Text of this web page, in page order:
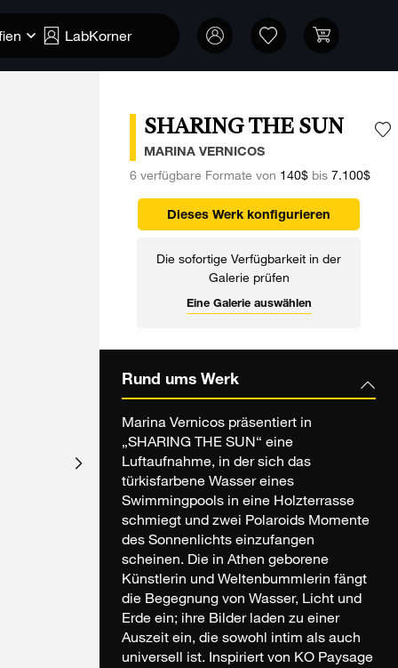
LabKorner
SHARING THE SUN
MARINA VERNICOS
6 verfügbare Formate von 140$bis 7.100$
Dieses Werk konfigurieren
Die sofortige Verfügbarkeit in der
Galerie prüfen
Eine Galerie auswählen
Rund ums Werk
Marina Vernicos präsentiert in
„SHARING THE SUN“ eine
Luftaufnahme, in der sich das
türkisfarbene Wasser eines
Swimmingpools in eine Holzterrasse
schmiegt und zwei Polaroids Momente
des Sonnenlichts einzufangen
scheinen. Die in Athen geborene
Künstlerin und Weltenbummlerin fängt
die Begegnung von Wasser, Licht und
Erde ein; ihre Bilder laden zu einer
Auszeit ein, die sowohl intim als auch
universell ist. Inspiriert von KO Paysage